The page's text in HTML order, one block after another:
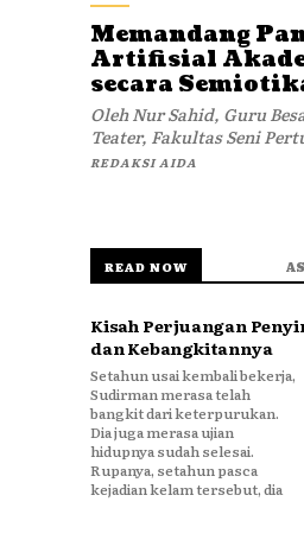
Memandang
Artifisial
secara
Oleh Nur Sahid, Guru
Teater, Fakultas Seni
REDAKSI AIDA
READ NOW
Kisah Perjuangan
dan Kebangkitannya
Setahun usai kembali bekerja,
Sudirman merasa telah
bangkit dari keterpurukan.
Dia juga merasa ujian
hidupnya sudah selesai.
Rupanya, setahun pasca
kejadian kelam tersebut, dia
mengeluhkan sakit yang luar
biasa di mata kirinya. Rasa itu
disertai pembengkakan dan
air mata yang terus mengalir.
Hasil pemeriksaan dokter